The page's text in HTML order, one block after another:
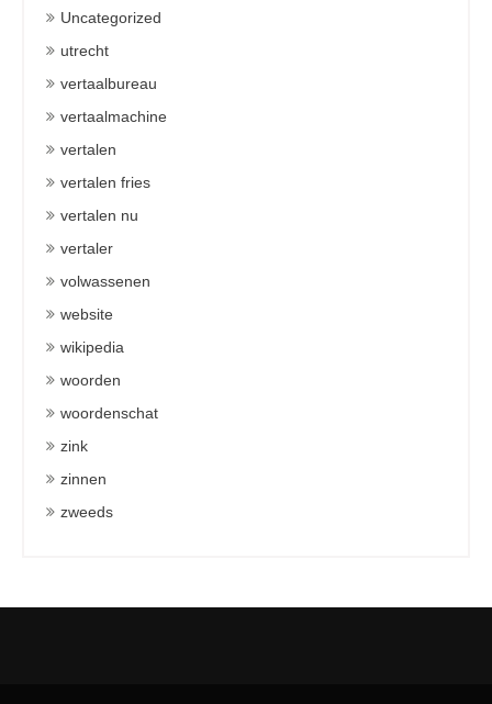
Uncategorized
utrecht
vertaalbureau
vertaalmachine
vertalen
vertalen fries
vertalen nu
vertaler
volwassenen
website
wikipedia
woorden
woordenschat
zink
zinnen
zweeds